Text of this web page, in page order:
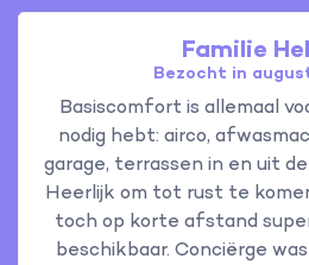
Familie
Bezocht in
Basiscomfort is allemaal
nodig hebt: airco,
garage, terrassen in en uit
Heerlijk om tot rust te
toch op korte afstand
beschikbaar. Conciërge